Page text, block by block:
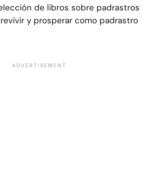
de libros sobre padrastros
y prosperar como padrastro